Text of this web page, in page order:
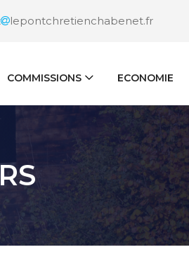
lepontchretienchabenet.fr
COMMISSIONS ECONOMIE